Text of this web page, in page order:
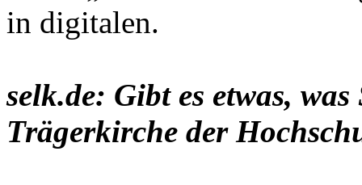
in digitalen.
selk.de: Gibt es etwas,
Trägerkirche der